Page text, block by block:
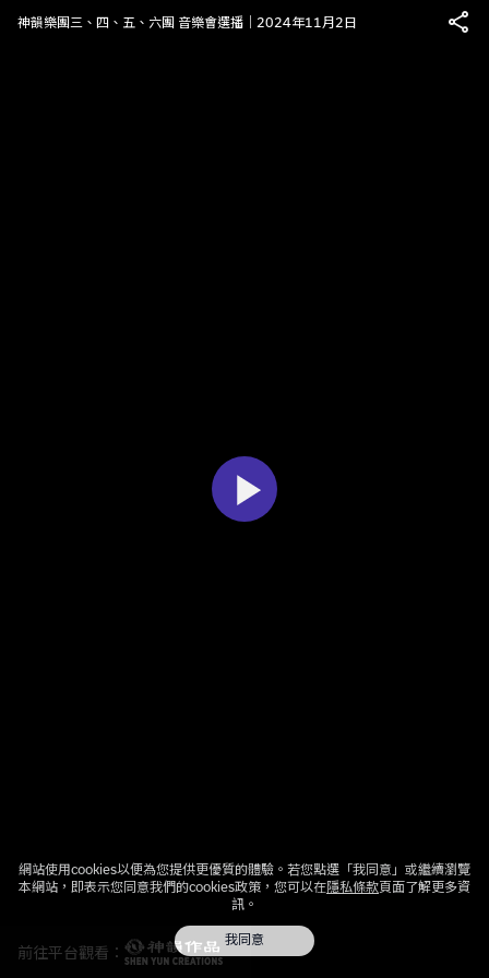
神韻樂團三、四、五、六團 音樂會選播｜2024年11月2日
前往平台觀看：
網站使用cookies以便為您提供更優質的體驗。若您點選「我同意」或繼續瀏覽
本網站，即表示您同意我們的cookies政策，您可以在隱私條款頁面了解更多資
訊。
我同意